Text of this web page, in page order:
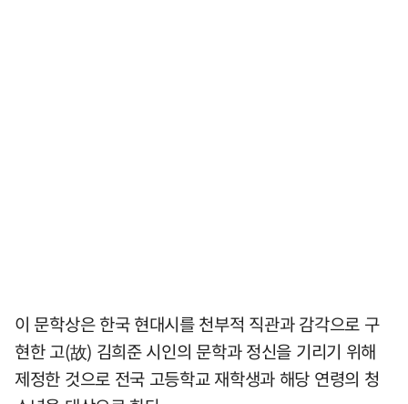
이 문학상은 한국 현대시를 천부적 직관과 감각으로 구
현한 고(故) 김희준 시인의 문학과 정신을 기리기 위해
제정한 것으로 전국 고등학교 재학생과 해당 연령의 청